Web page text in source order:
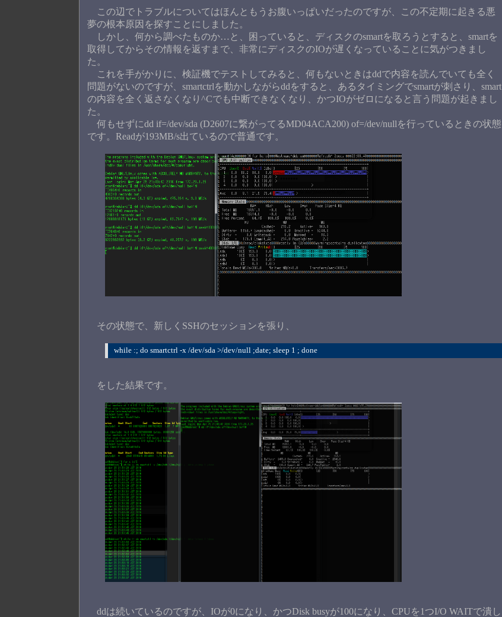
この辺でトラブルについてはほんともうお腹いっぱいだったのですが、この不定期に起きる悪
夢の根本原因を探すことにしました。
しかし、何から調べたものか…と、困っていると、ディスクのsmartを取ろうとすると、smartを
取得してからその情報を返すまで、非常にディスクのIOが遅くなっていることに気がつきまし
た。
これを手がかりに、検証機でテストしてみると、何もないときはddで内容を読んでいても全く
問題がないのですが、smartctrlを動かしながらddをすると、あるタイミングでsmartが刺さり、smart
の内容を全く返さなくなり^Cでも中断できなくなり、かつIOがゼロになると言う問題が起きまし
た。
何もせずにdd if=/dev/sda (D2607に繋がってるMD04ACA200) of=/dev/nullを行っているときの状態
です。Readが193MB/s出ているので普通です。
その状態で、新しくSSHのセッションを張り、
while :; do smartctrl -x /dev/sda >/dev/null ;date; sleep 1 ; done
をした結果です。
ddは続いているのですが、IOが0になり、かつDisk busyが100になり、CPUを1つI/O WAITで潰し